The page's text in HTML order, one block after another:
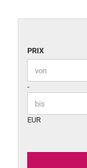
PRIX
PRIX
Prix bis
-
EUR